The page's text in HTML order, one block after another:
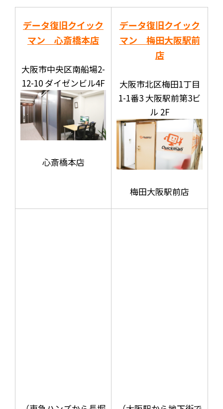
データ復旧クイック
マン 心斎橋本店
大阪市中央区南船場2-
12-10 ダイゼンビル4F
心斎橋本店
データ復旧クイック
マン 梅田大阪駅前
店
大阪市北区梅田1丁目
1-1番3 大阪駅前第3ビ
ル 2F
梅田大阪駅前店